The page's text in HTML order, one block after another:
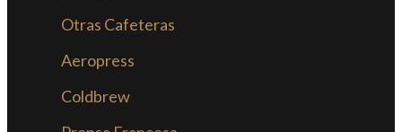
Otras Cafeteras
Aeropress
Coldbrew